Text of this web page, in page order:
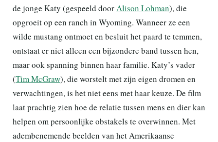
de jonge Katy (gespeeld doorAlison Lohman), die
opgroeit op een ranch in Wyoming. Wanneer ze een
wilde mustang ontmoet en besluit het paard te temmen,
ontstaat er niet alleen een bijzondere band tussen hen,
maar ook spanning binnen haar familie. Katy’s vader
(Tim McGraw), die worstelt met zijn eigen dromen en
verwachtingen, is het niet eens met haar keuze. De film
laat prachtig zien hoe de relatie tussen mens en dier kan
helpen om persoonlijke obstakels te overwinnen. Met
adembenemende beelden van het Amerikaanse